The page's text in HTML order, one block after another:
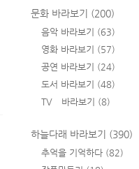
문화 바라보기 (200)
음악 바라보기 (63)
영화 바라보기 (57)
공연 바라보기 (24)
도서 바라보기 (48)
TV 바라보기 (8)
하늘다래 바라보기 (390)
추억을 기억하다 (82)